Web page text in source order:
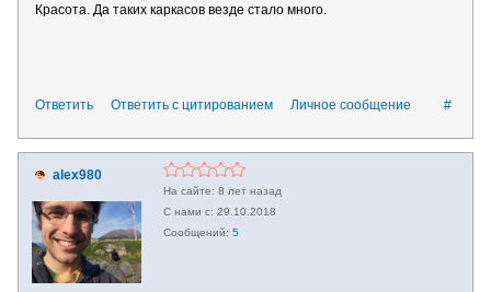
Красота. Да таких каркасов везде стало много.
#
Ответить Ответить с цитированием Личное сообщение
alex980
8 лет назад
29.10.2018
5